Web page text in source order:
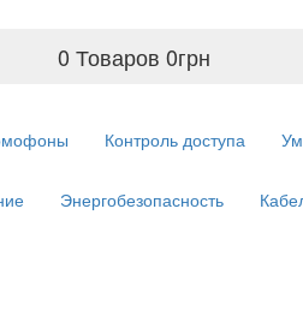
0 Товаров 0грн
Контроль доступа
Энергобезопасность